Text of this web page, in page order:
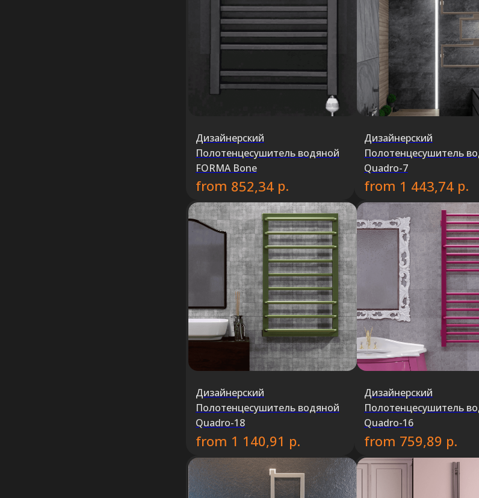
Дизайнерский
Полотенцесушитель водяной
FORMA Bone
from 852,34 р.
Дизайнерский
Полотенцесушитель
Quadro-7
from 1 443,74 р.
Дизайнерский
Полотенцесушитель водяной
Quadro-18
from 1 140,91 р.
Дизайнерский
Полотенцесушитель
Quadro-16
from 759,89 р.